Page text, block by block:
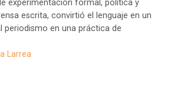
experimentación formal, política y
escrita, convirtió el lenguaje en un
periodismo en una práctica de
Larrea